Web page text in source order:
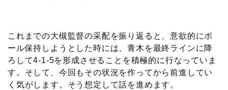
これまでの大槻監督の采配を振り返ると、意欲的にボ
ール保持しようとした時には、青木を最終ラインに降
ろして4-1-5を形成させることを積極的に行なっていま
す。そして、今回もその状況を作ってから前進してい
く気がします。そう想定して話を進めます。